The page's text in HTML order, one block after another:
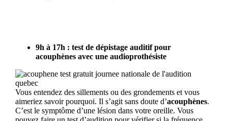
9h à 17h : test de dépistage auditif pour
acouphènes avec une audioprothésiste
Vous entendez des sillements ou des grondements et vous
aimeriez savoir pourquoi. Il s’agit sans doute d’acouphènes.
C’est le symptôme d’une lésion dans votre oreille. Vous